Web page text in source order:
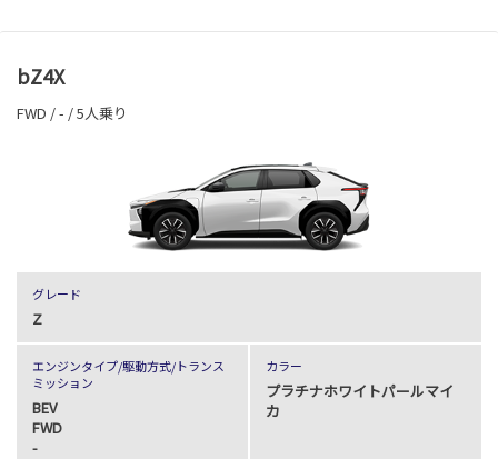
bZ4X
FWD / - / 5人乗り
グレード
Z
エンジンタイプ/駆動方式/トランス
ミッション
BEV
FWD
-
カラー
プラチナホワイトパールマイ
カ